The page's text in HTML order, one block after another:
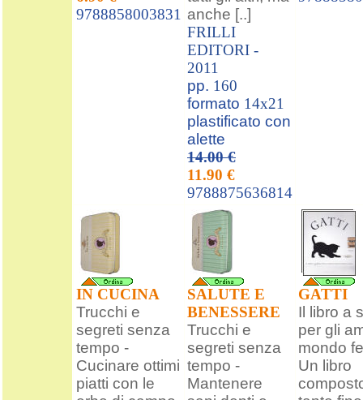
9788858003831 anche [..]
FRILLI
EDITORI -
2011
pp. 160
formato 14x21
plastificato con
alette
14.00 €
11.90 €
9788875636814
IN CUCINA
Trucchi e
segreti senza
tempo -
Cucinare ottimi
piatti con le
SALUTE E
BENESSERE
Trucchi e
segreti senza
tempo -
Mantenere
GATTI
Il libro a
per gli
mondo
Un libro